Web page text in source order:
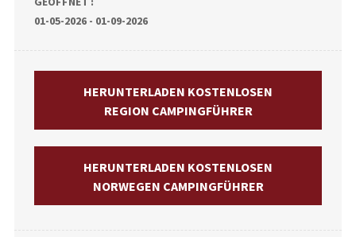
01-05-2026 - 01-09-2026
HERUNTERLADEN KOSTENLOSEN
REGION CAMPINGFÜHRER
HERUNTERLADEN KOSTENLOSEN
NORWEGEN CAMPINGFÜHRER